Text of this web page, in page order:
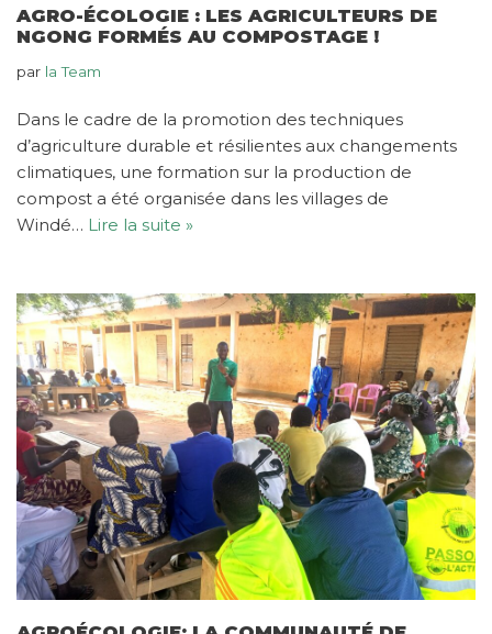
AGRO-ÉCOLOGIE : LES AGRICULTEURS DE
NGONG FORMÉS AU COMPOSTAGE !
par la Team
Dans le cadre de la promotion des techniques
d’agriculture durable et résilientes aux changements
climatiques, une formation sur la production de
compost a été organisée dans les villages de
Windé… Lire la suite »